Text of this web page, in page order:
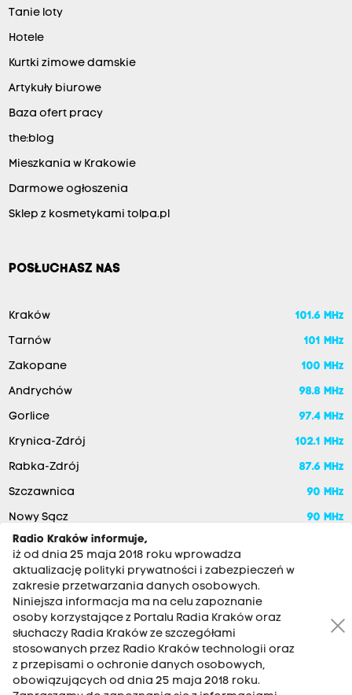
Tanie loty
Hotele
Kurtki zimowe damskie
Artykuły biurowe
Baza ofert pracy
the:blog
Mieszkania w Krakowie
Darmowe ogłoszenia
Sklep z kosmetykami tolpa.pl
POSŁUCHASZ NAS
Kraków 101.6 MHz
Tarnów 101 MHz
Zakopane 100 MHz
Andrychów 98.8 MHz
Gorlice 97.4 MHz
Krynica-Zdrój 102.1 MHz
Rabka-Zdrój 87.6 MHz
Szczawnica 90 MHz
Nowy Sącz 90 MHz
RADIO KRAKÓW SA. Aleja Juliusza Słowackiego 22, 30-007
Kraków
Radio Kraków informuje,
iż od dnia 25 maja 2018 roku wprowadza
aktualizację polityki prywatności i zabezpieczeń w
zakresie przetwarzania danych osobowych.
Niniejsza informacja ma na celu zapoznanie
osoby korzystające z Portalu Radia Kraków oraz
słuchaczy Radia Kraków ze szczegółami
stosowanych przez Radio Kraków technologii oraz
z przepisami o ochronie danych osobowych,
obowiązujących od dnia 25 maja 2018 roku.